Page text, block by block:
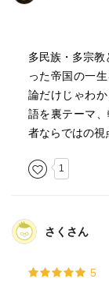
多民族・多宗
った帝国の一
論だけじゃわ
語を裏テーマ
者ならではの視
1
さくさん
5